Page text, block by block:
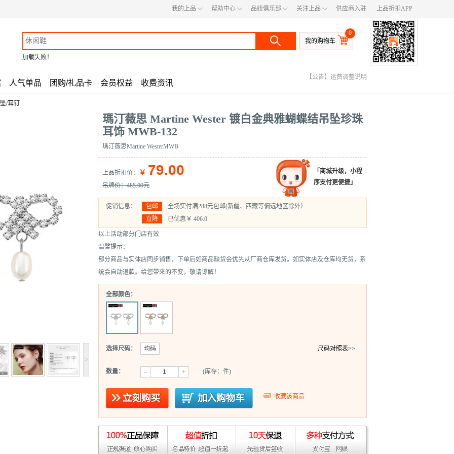
我的上品 ◇ 帮助中心 ◇ 品妞俱乐部 ◇ 关注上品 ◇ 供应商入驻 上品折扣APP
我的购物车
0
加载失败！
◆
人气单品 团购/礼品卡 会员权益 收费资讯
【公告】400电话号码变更
【公告】运费调整说明
/耳钉
>
瑪汀薇思 Martine Wester 镀白金典雅蝴蝶结吊坠珍珠
耳饰 MWB-132
瑪汀薇思Martine WesterMWB
上品折扣价： ￥ 79.00
吊牌价：485.00元
「商城升级，小程
序支付更便捷」
促销信息： 包邮
全场实付满288元包邮(新疆、西藏等偏远地区除外）
直降
已优惠￥ 406.0
以上活动部分门店有效
温馨提示：
部分商品与实体店同步销售，下单后如商品缺货会优先从厂商仓库发货。如实体店及仓库均无货，系
统会自动退款。给您带来的不变，敬请谅解！
全部颜色：
选择尺码： 均码 尺码对照表>>
数量： - + (库存：件)
收藏该商品